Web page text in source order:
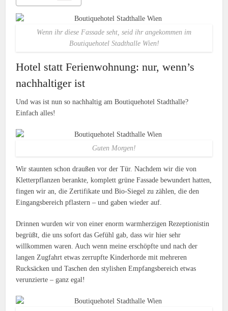
Wenn ihr diese Fassade seht, seid ihr angekommen im
Boutiquehotel Stadthalle Wien!
Hotel statt Ferienwohnung: nur, wenn’s
nachhaltiger ist
Und was ist nun so nachhaltig am Boutiquehotel Stadthalle?
Einfach alles!
Guten Morgen!
Wir staunten schon draußen vor der Tür. Nachdem wir die von
Kletterpflanzen berankte, komplett grüne Fassade bewundert hatten,
fingen wir an, die Zertifikate und Bio-Siegel zu zählen, die den
Eingangsbereich pflastern – und gaben wieder auf.
Drinnen wurden wir von einer enorm warmherzigen Rezeptionistin
begrüßt, die uns sofort das Gefühl gab, dass wir hier sehr
willkommen waren. Auch wenn meine erschöpfte und nach der
langen Zugfahrt etwas zerrupfte Kinderhorde mit mehreren
Rucksäcken und Taschen den stylishen Empfangsbereich etwas
verunzierte – ganz egal!